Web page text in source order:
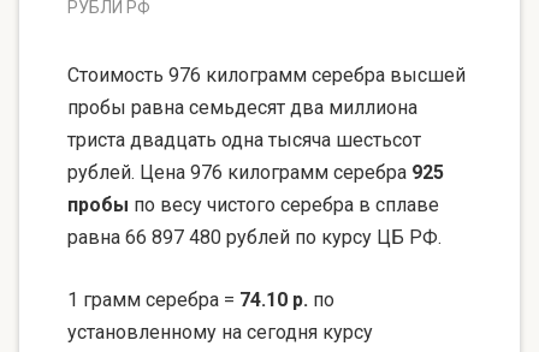
РУБЛИ РФ
Стоимость 976 килограмм серебра высшей
пробы равна семьдесят два миллиона
триста двадцать одна тысяча шестьсот
рублей. Цена 976 килограмм серебра 925
пробы по весу чистого серебра в сплаве
равна 66 897 480 рублей по курсу ЦБ РФ.
1 грамм серебра = 74.10 р. по
установленному на сегодня курсу